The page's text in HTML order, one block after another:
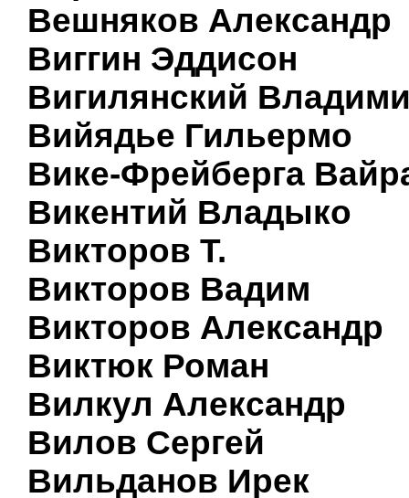
Вешняков Александр
Виггин Эддисон
Вигилянский
Вийядье Гильермо
Вике-Фрейберга
Викентий Владыко
Викторов Т.
Викторов Вадим
Викторов Александр
Виктюк Роман
Вилкул Александр
Вилов Сергей
Вильданов Ирек